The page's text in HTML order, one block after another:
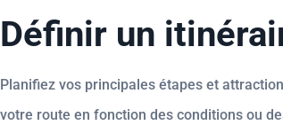
Définir un
Planifiez vos principales étapes et
votre route en fonction des conditions ou